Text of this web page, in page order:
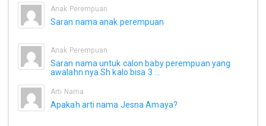
Anak Perempuan
Saran nama anak perempuan
Anak Perempuan
Saran nama untuk calon baby perempuan yang
awalahn nya Sh kalo bisa 3 ...
Arti Nama
Apakah arti nama Jesna Amaya?